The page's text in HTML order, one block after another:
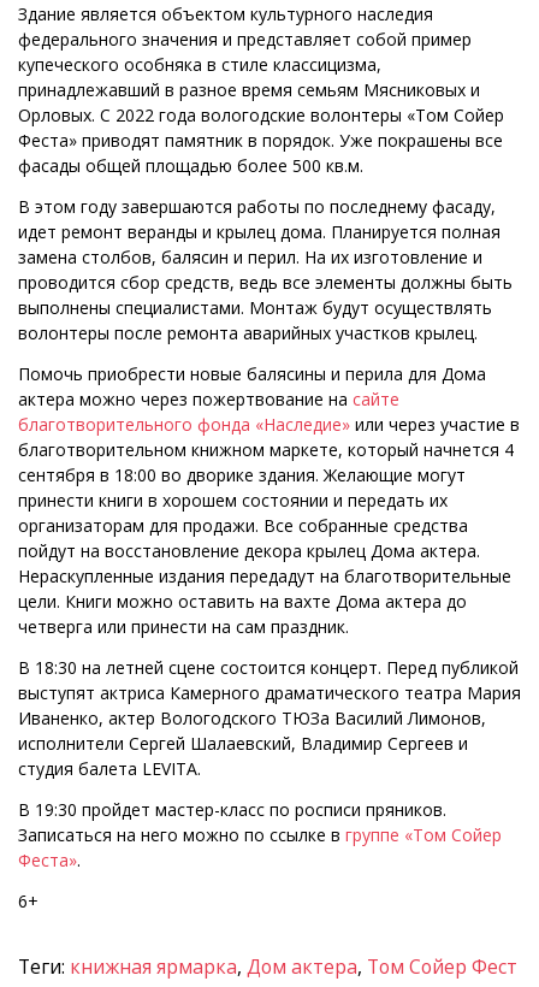
Здание является объектом культурного наследия
федерального значения и представляет собой пример
купеческого особняка в стиле классицизма,
принадлежавший в разное время семьям Мясниковых и
Орловых. С 2022 года вологодские волонтеры «Том Сойер
Феста» приводят памятник в порядок. Уже покрашены все
фасады общей площадью более 500 кв.м.
В этом году завершаются работы по последнему фасаду,
идет ремонт веранды и крылец дома. Планируется полная
замена столбов, балясин и перил. На их изготовление и
проводится сбор средств, ведь все элементы должны быть
выполнены специалистами. Монтаж будут осуществлять
волонтеры после ремонта аварийных участков крылец.
Помочь приобрести новые балясины и перила для Дома
актера можно через пожертвование на сайте
благотворительного фонда «Наследие» или через участие в
благотворительном книжном маркете, который начнется 4
сентября в 18:00 во дворике здания. Желающие могут
принести книги в хорошем состоянии и передать их
организаторам для продажи. Все собранные средства
пойдут на восстановление декора крылец Дома актера.
Нераскупленные издания передадут на благотворительные
цели. Книги можно оставить на вахте Дома актера до
четверга или принести на сам праздник.
В 18:30 на летней сцене состоится концерт. Перед публикой
выступят актриса Камерного драматического театра Мария
Иваненко, актер Вологодского ТЮЗа Василий Лимонов,
исполнители Сергей Шалаевский, Владимир Сергеев и
студия балета LEVITA.
В 19:30 пройдет мастер-класс по росписи пряников.
Записаться на него можно по ссылке в группе «Том Сойер
Феста».
6+
Теги: книжная ярмарка, Дом актера, Том Сойер Фест